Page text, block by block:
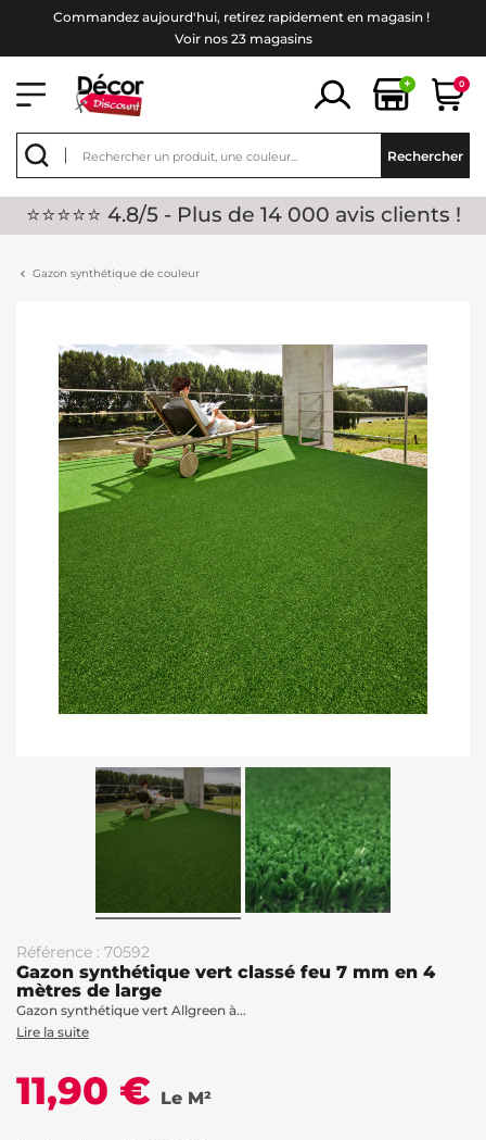
Commandez aujourd'hui, retirez rapidement en magasin !
Voir nos 23 magasins
+ 0
Rechercher
⭐⭐⭐⭐⭐ 4.8/5 - Plus de 14 000 avis clients !
Gazon synthétique de couleur
Référence : 70592
Gazon synthétique vert classé feu 7 mm en 4
mètres de large
Gazon synthétique vert Allgreen à...
Lire la suite
11,90 € Le M²